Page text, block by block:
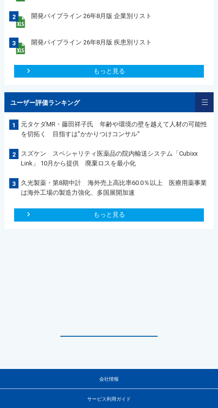
2 開発パイプライン 26年8月版 企業別リスト
3 開発パイプライン 26年8月版 疾患別リスト
もっと見る
ユーザー評価ランキング
1
元タケダMR・藤田祥子氏 年齢や環境の壁を越えて人材の可能性
を切拓く 目指すは”かかりつけコンサル“
2
スズケン スペシャリティ医薬品の院内輸送システム「Cubixx
Link」 10月から提供 廃棄ロスを最小化
3
久光製薬・第8期中計 海外売上高比率60.0％以上 医療用薬事業
は海外工場の製造力強化、多国展開加速
もっと見る
会社情報
サービス利用ガイド